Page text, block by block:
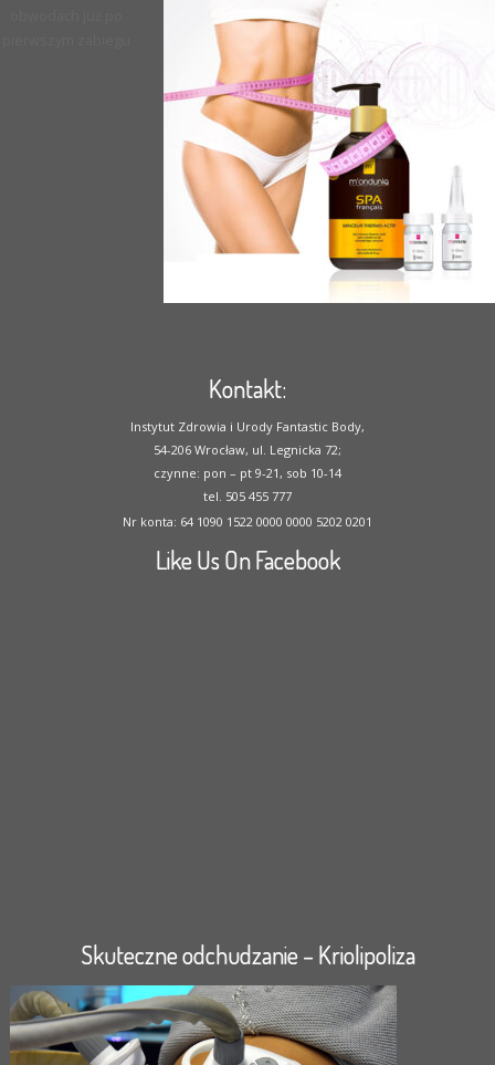
Kontakt:
Instytut Zdrowia i Urody Fantastic Body,
54-206 Wrocław, ul. Legnicka 72;
czynne: pon – pt 9-21, sob 10-14
tel. 505 455 777
Nr konta: 64 1090 1522 0000 0000 5202 0201
Like Us On Facebook
Skuteczne odchudzanie – Kriolipoliza